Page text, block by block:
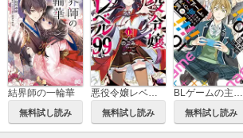
結界師の一輪華
無料試し読み
悪役令嬢レベル99 ～私は裏ボスですが魔王ではありません～
無料試し読み
BLゲームの主人公の弟であることに気がつきました
無料試し読み